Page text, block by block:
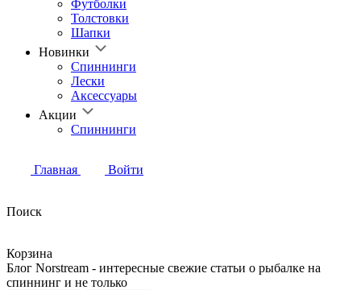
Футболки
Толстовки
Шапки
Новинки
Спиннинги
Лески
Аксессуары
Акции
Спиннинги
Главная Войти
Поиск
Корзина
Блог Norstream - интересные свежие статьи о рыбалке на
спиннинг и не только